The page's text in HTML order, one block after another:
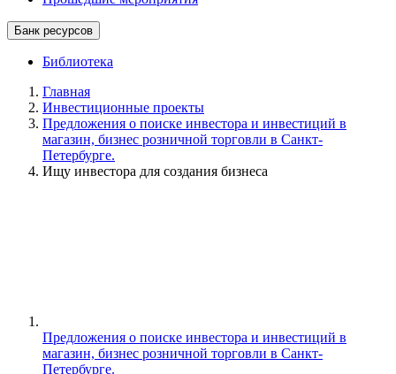
Банк ресурсов
Библиотека
Главная
Инвестиционные проекты
Предложения о поиске инвестора и инвестиций в
магазин, бизнес розничной торговли в Санкт-
Петербурге.
Ищу инвестора для создания бизнеса
Предложения о поиске инвестора и инвестиций в
магазин, бизнес розничной торговли в Санкт-
Петербурге.